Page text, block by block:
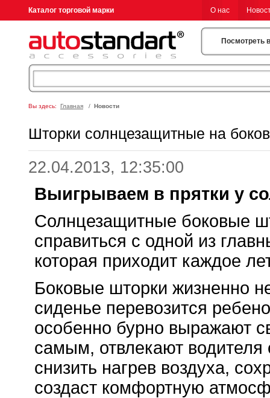
Каталог торговой марки О нас
Посмотреть
Вы здесь: Главная / Новости
Шторки солнцезащитные на
22.04.2013, 12:35:00
Выигрываем в прятки у
Солнцезащитные боковые
справиться с одной из
которая приходит каждое
Боковые шторки жизненно
сиденье перевозится
особенно бурно выражают
самым, отвлекают
снизить нагрев воздуха,
создаст комфортную